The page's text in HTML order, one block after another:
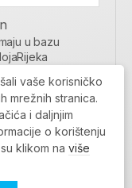
u bazu
vaše korisničko
mrežnih stranica.
i daljnjim
o korištenju
klikom na više